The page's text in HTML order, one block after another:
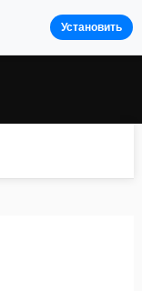
Установить